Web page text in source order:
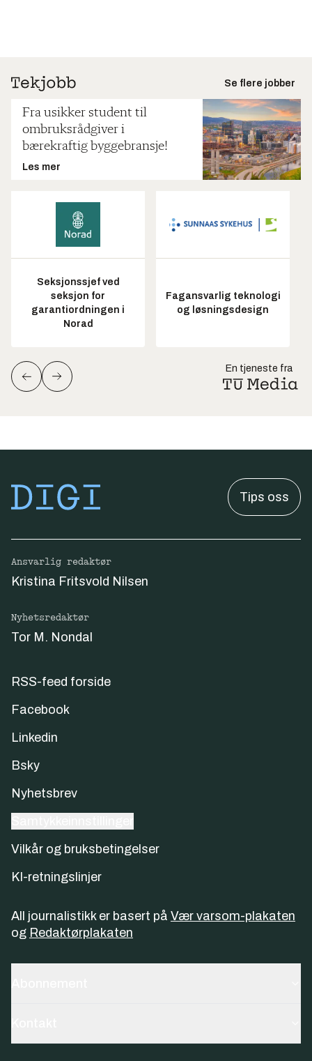
Se flere jobber
Fra usikker student til
ombruksrådgiver i
bærekraftig byggebransje!
Les mer
Seksjonssjef ved
seksjon for
garantiordningen i
Norad
Fagansvarlig teknologi
og løsningsdesign
En tjeneste fra
Tips oss
Ansvarlig redaktør
Kristina Fritsvold Nilsen
Nyhetsredaktør
Tor M. Nondal
RSS-feed forside
Facebook
Linkedin
Bsky
Nyhetsbrev
Vilkår og bruksbetingelser
KI-retningslinjer
All journalistikk er basert på Vær varsom-plakaten
og Redaktørplakaten